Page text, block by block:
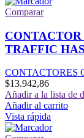
Comparar
TRAFFIC
CONTACTORES
$13.942,86
Añadir a la lista de
Añadir al carrito
Vista rápida